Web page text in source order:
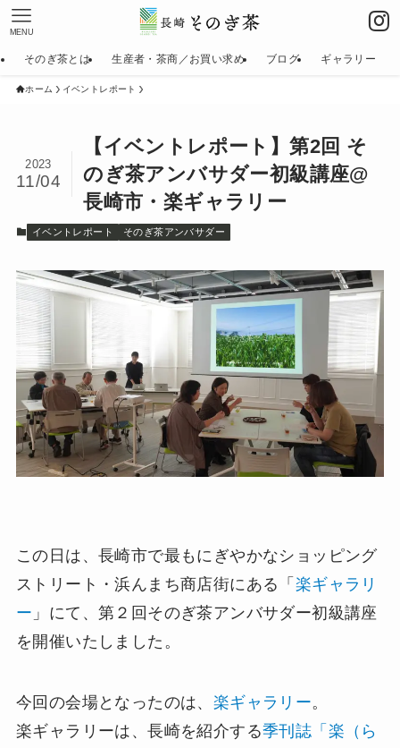
MENU
そのぎ茶とは 生産者・茶商／お買い求め ブログ ギャラリー
ホーム イベントレポート
【イベントレポート】第2回 そ
のぎ茶アンバサダー初級講座@
長崎市・楽ギャラリー
2023
11/04
イベントレポート そのぎ茶アンバサダー
この日は、長崎市で最もにぎやかなショッピング
ストリート・浜んまち商店街にある「 楽ギャラリ
ー 」にて、第２回そのぎ茶アンバサダー初級講座
を開催いたしました。
今回の会場となったのは、 楽ギャラリー。
楽ギャラリーは、長崎を紹介する季刊誌「楽（ら